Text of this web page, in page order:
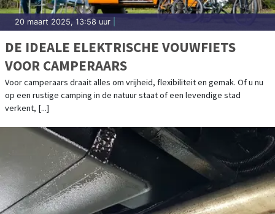
20 maart 2025, 13:58 uur
DE IDEALE ELEKTRISCHE VOUWFIETS
VOOR CAMPERAARS
Voor camperaars draait alles om vrijheid, flexibiliteit en gemak. Of u nu
op een rustige camping in de natuur staat of een levendige stad
verkent, [...]